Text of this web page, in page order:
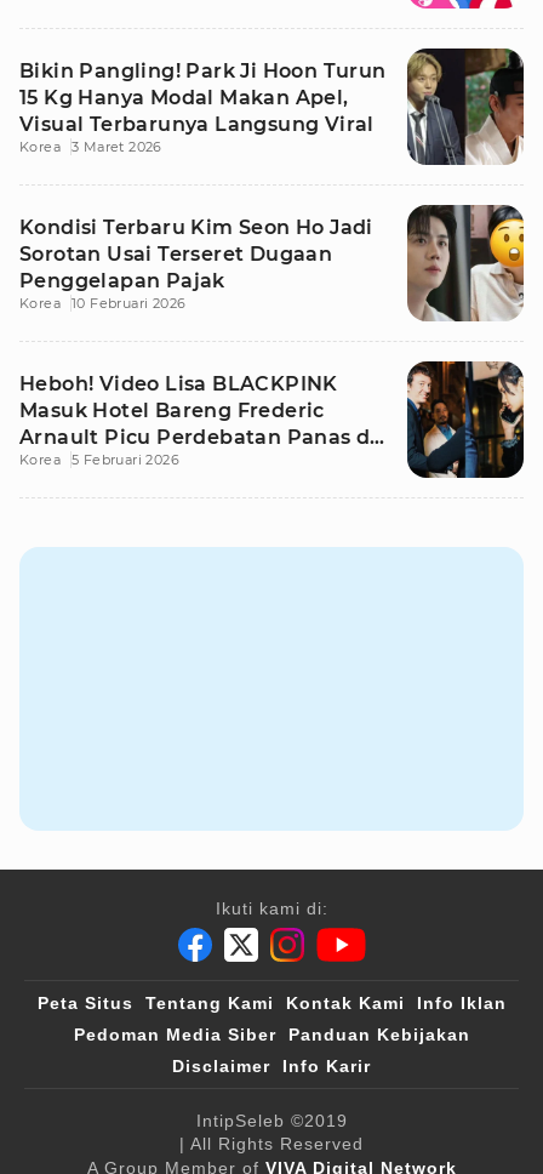
Bikin Pangling! Park Ji Hoon Turun
15 Kg Hanya Modal Makan Apel,
Visual Terbarunya Langsung Viral
Korea 3 Maret 2026
Kondisi Terbaru Kim Seon Ho Jadi
Sorotan Usai Terseret Dugaan
Penggelapan Pajak
Korea 10 Februari 2026
Heboh! Video Lisa BLACKPINK
Masuk Hotel Bareng Frederic
Arnault Picu Perdebatan Panas di
Medsos
Korea 5 Februari 2026
Ikuti kami di:
Peta Situs Tentang Kami Kontak Kami
Info Iklan
Pedoman Media Siber
Panduan Kebijakan
Disclaimer
Info Karir
IntipSeleb ©2019
| All Rights Reserved
A Group Member of VIVA Digital Network